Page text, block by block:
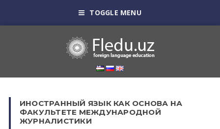
TOGGLE MENU
ИНОСТРАННЫЙ ЯЗЫК КАК ОСНОВА НА
ФАКУЛЬТЕТЕ МЕЖДУНАРОДНОЙ
ЖУРНАЛИСТИКИ